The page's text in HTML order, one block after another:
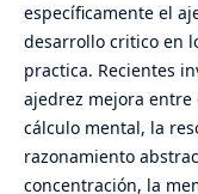
específicamente el
desarrollo critico en
practica. Recientes
ajedrez mejora
cálculo mental, la
razonamiento
concentración, la